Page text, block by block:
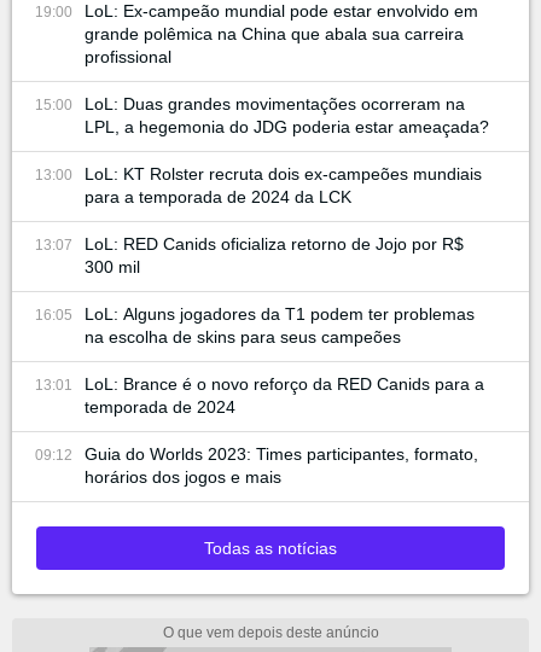
19:00
LoL: Ex-campeão mundial pode estar envolvido em
grande polêmica na China que abala sua carreira
profissional
15:00
LoL: Duas grandes movimentações ocorreram na
LPL, a hegemonia do JDG poderia estar ameaçada?
13:00
LoL: KT Rolster recruta dois ex-campeões mundiais
para a temporada de 2024 da LCK
13:07
LoL: RED Canids oficializa retorno de Jojo por R$
300 mil
16:05
LoL: Alguns jogadores da T1 podem ter problemas
na escolha de skins para seus campeões
13:01
LoL: Brance é o novo reforço da RED Canids para a
temporada de 2024
09:12
Guia do Worlds 2023: Times participantes, formato,
horários dos jogos e mais
Todas as notícias